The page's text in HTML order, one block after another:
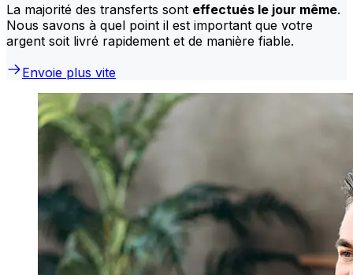
La majorité des transferts sont effectués le jour même.
Nous savons à quel point il est important que votre
argent soit livré rapidement et de manière fiable.
Envoie plus vite